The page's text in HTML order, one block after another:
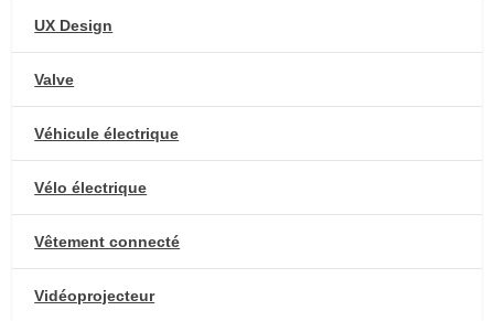
UX Design
Valve
Véhicule électrique
Vélo électrique
Vêtement connecté
Vidéoprojecteur